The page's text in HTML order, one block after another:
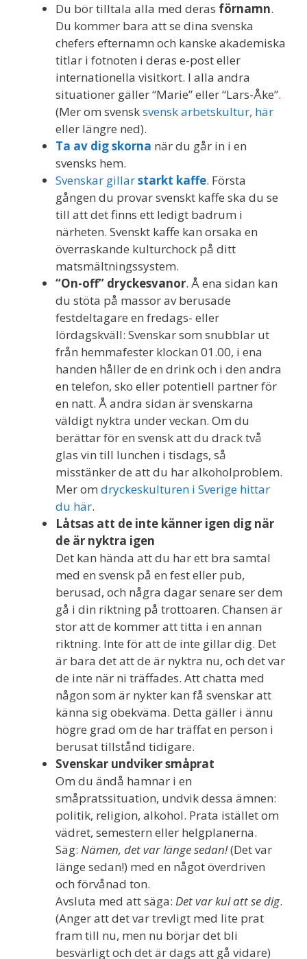
Du bör tilltala alla med deras förnamn.
Du kommer bara att se dina svenska
chefers efternamn och kanske akademiska
titlar i fotnoten i deras e-post eller
internationella visitkort. I alla andra
situationer gäller “Marie” eller “Lars-Åke”.
(Mer om svensksvensk arbetskultur, här
eller längre ned).
Ta av dig skorna när du går in i en
svensks hem.
Svenskar gillarstarkt kaffe. Första
gången du provar svenskt kaffe ska du se
till att det finns ett ledigt badrum i
närheten. Svenskt kaffe kan orsaka en
överraskande kulturchock på ditt
matsmältningssystem.
“On-off” dryckesvanor. Å ena sidan kan
du stöta på massor av berusade
festdeltagare en fredags- eller
lördagskväll: Svenskar som snubblar ut
från hemmafester klockan 01.00, i ena
handen håller de en drink och i den andra
en telefon, sko eller potentiell partner för
en natt. Å andra sidan är svenskarna
väldigt nyktra under veckan. Om du
berättar för en svensk att du drack två
glas vin till lunchen i tisdags, så
misstänker de att du har alkoholproblem.
Mer om dryckeskulturen i Sverige hittar
du här.
Låtsas att de inte känner igen dig när
de är nyktra igen
Det kan hända att du har ett bra samtal
med en svensk på en fest eller pub,
berusad, och några dagar senare ser dem
gå i din riktning på trottoaren. Chansen är
stor att de kommer att titta i en annan
riktning. Inte för att de inte gillar dig. Det
är bara det att de är nyktra nu, och det var
de inte när ni träffades. Att chatta med
någon som är nykter kan få svenskar att
känna sig obekväma. Detta gäller i ännu
högre grad om de har träffat en person i
berusat tillstånd tidigare.
Svenskar undviker småprat
Om du ändå hamnar i en
småpratssituation, undvik dessa ämnen:
politik, religion, alkohol. Prata istället om
vädret, semestern eller helgplanerna.
Säg: Nämen, det var länge sedan!(Det var
länge sedan!) med en något överdriven
och förvånad ton.
Avsluta med att säga: Det var kul att se dig.
(Anger att det var trevligt med lite prat
fram till nu, men nu börjar det bli
besvärligt och det är dags att gå vidare)